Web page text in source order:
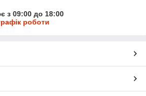
з 09:00 до 18:00
роботи